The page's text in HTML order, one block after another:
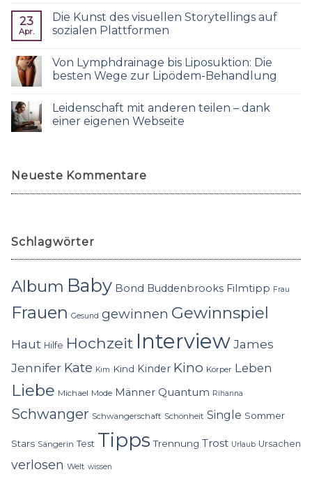
23
Apr.
Die Kunst des visuellen Storytellings auf
sozialen Plattformen
Von Lymphdrainage bis Liposuktion: Die
besten Wege zur Lipödem-Behandlung
Leidenschaft mit anderen teilen – dank
einer eigenen Webseite
Neueste Kommentare
Schlagwörter
Album Baby Bond Buddenbrooks Filmtipp Frau
Frauen Gesund gewinnen Gewinnspiel
Haut Hilfe Hochzeit InterviewJames
Jennifer Kate Kim Kind Kinder Kino Körper Leben
Liebe Michael Mode Männer Quantum Rihanna
Schwanger Schwangerschaft Schönheit Single Sommer
Stars Sängerin Test Tipps Trennung Trost Urlaub Ursachen
verlosen Welt wissen